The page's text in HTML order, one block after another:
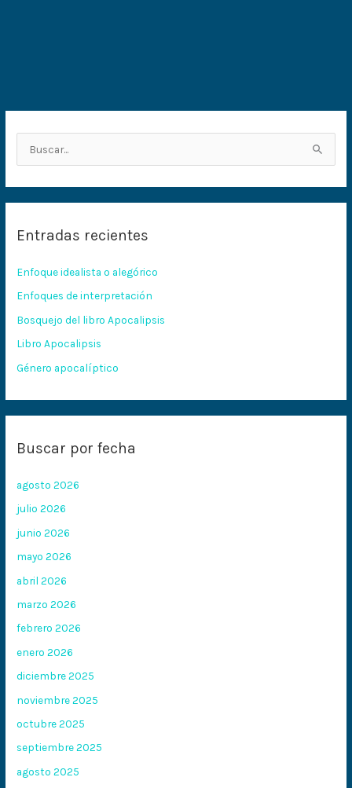
a
p
o
r
:
Entradas recientes
Enfoque idealista o alegórico
Enfoques de interpretación
Bosquejo del libro Apocalipsis
Libro Apocalipsis
Género apocalíptico
Buscar por fecha
agosto 2026
julio 2026
junio 2026
mayo 2026
abril 2026
marzo 2026
febrero 2026
enero 2026
diciembre 2025
noviembre 2025
octubre 2025
septiembre 2025
agosto 2025